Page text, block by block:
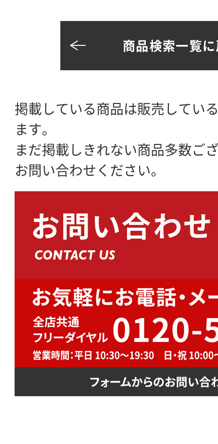
商品検索一覧
掲載している商品は販売してい
ます。
まだ掲載しきれない商品多数ご
お問い合わせください。